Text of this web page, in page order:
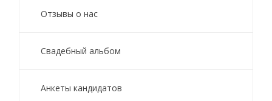
Отзывы о нас
Свадебный альбом
Анкеты кандидатов